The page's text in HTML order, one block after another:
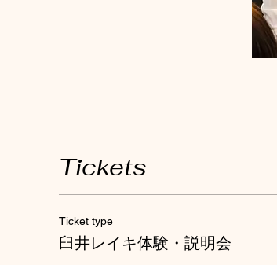
Tickets
Ticket type
臼井レイキ体験・説明会